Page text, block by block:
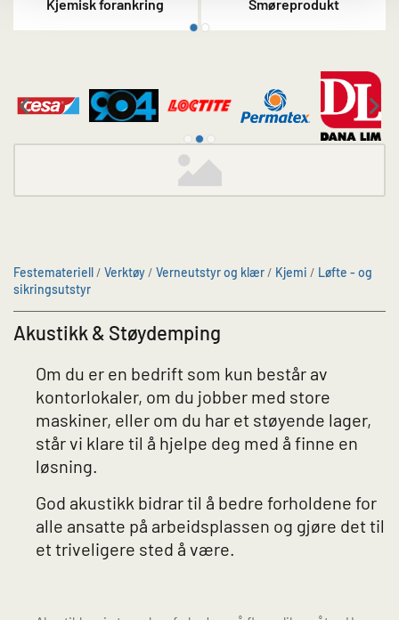
Kjemisk forankring Smøreprodukt
Festemateriell / Verktøy / Verneutstyr og klær / Kjemi / Løfte - og
sikringsutstyr
Akustikk & Støydemping
Om du er en bedrift som kun består av
kontorlokaler, om du jobber med store
maskiner, eller om du har et støyende lager,
står vi klare til å hjelpe deg med å finne en
løsning.
God akustikk bidrar til å bedre forholdene for
alle ansatte på arbeidsplassen og gjøre det til
et triveligere sted å være.